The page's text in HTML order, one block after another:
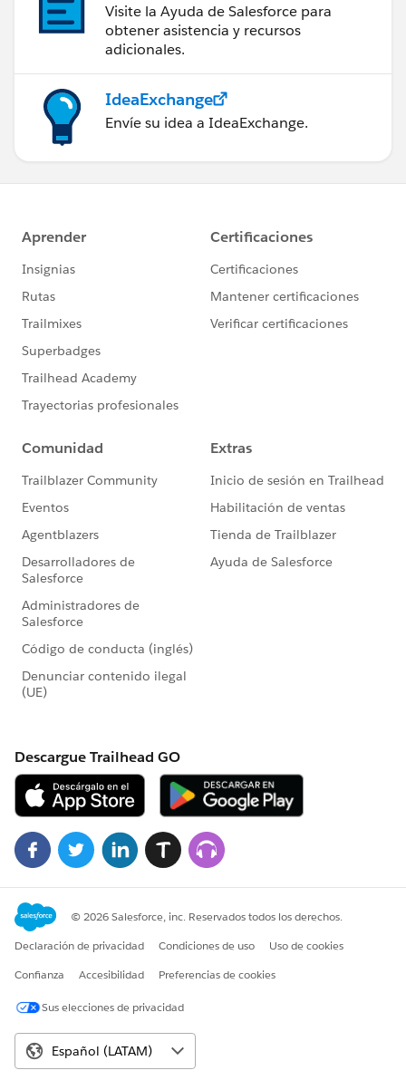
Visite la Ayuda de Salesforce para
obtener asistencia y recursos
adicionales.
IdeaExchange
Envíe su idea a IdeaExchange.